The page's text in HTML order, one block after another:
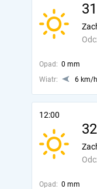
Opad: 0 mm
Wiatr:
6 km/h
12:00
Opad: 0 mm